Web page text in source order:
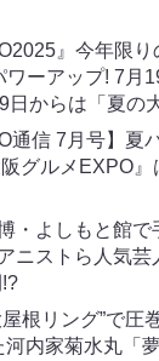
』今年限
ワーアップ! 7月
日からは「夏の
通信 7月号】夏
グルメEXPO
・よしもと館
ニストら人気芸
根リング”で圧
河内家菊水丸「